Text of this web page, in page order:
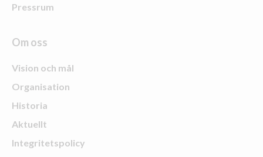
Pressrum
Om oss
Vision och mål
Organisation
Historia
Aktuellt
Integritetspolicy